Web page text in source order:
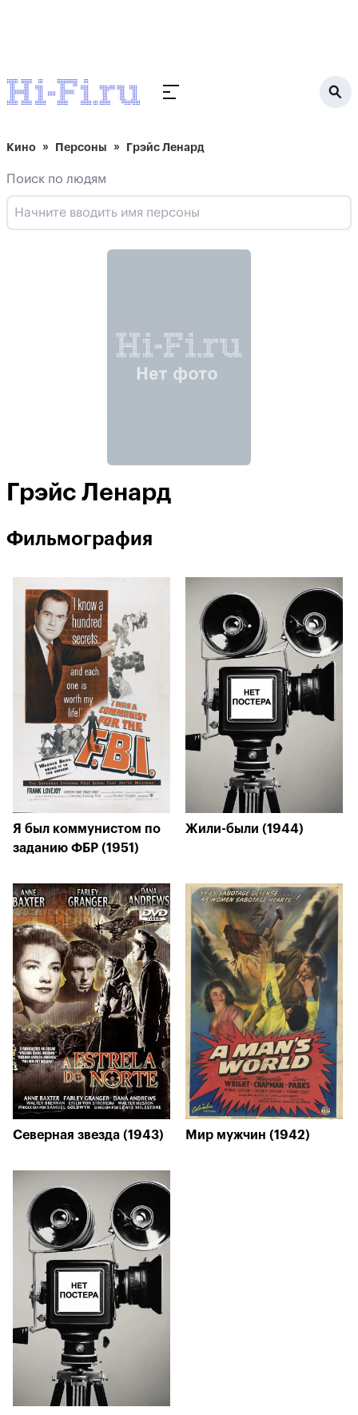
Кино Персоны Грэйс Ленард
Поиск по людям
Грэйс Ленард
Фильмография
Я был коммунистом по
заданию ФБР (1951)
Жили-были (1944)
Северная звезда (1943) Мир мужчин (1942)